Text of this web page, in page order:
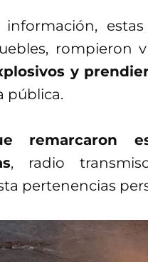
información,
rompieron
y
pública.
remarcaron
, radio
pertenencias